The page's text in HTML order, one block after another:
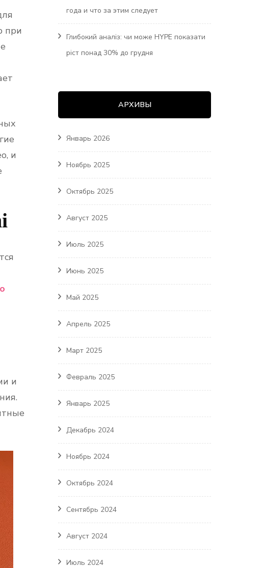
при
и
и
года и что за этим следует
Глибокий аналіз: чи може HYPE показати
ріст понад 30% до грудня
АРХИВЫ
Январь 2026
Ноябрь 2025
Октябрь 2025
Август 2025
Июль 2025
Июнь 2025
Май 2025
Апрель 2025
Март 2025
Февраль 2025
Январь 2025
Декабрь 2024
Ноябрь 2024
Октябрь 2024
Сентябрь 2024
Август 2024
Июль 2024